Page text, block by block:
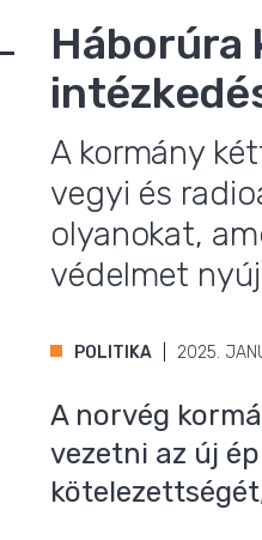
Háborúra
A kormány
vegyi és
olyanokat,
védelmet
POLITIKA 2025.
A norvég
vezetni az új